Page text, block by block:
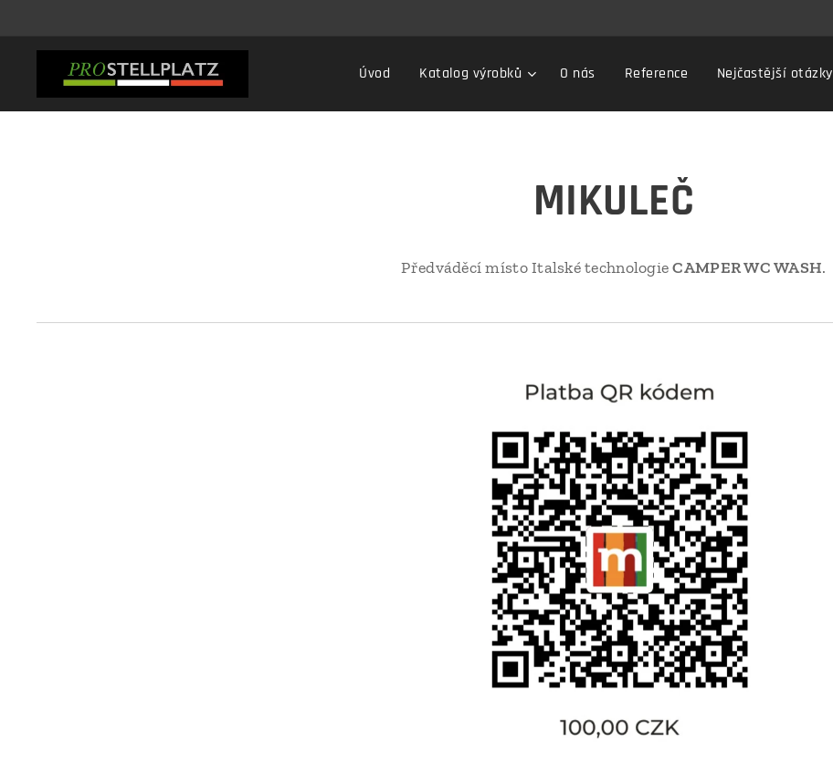
Úvod Katalog výrobků O nás Reference Nejčastější otázky
MIKULEČ
Předváděcí místo Italské technologieCAMPER WC WASH.